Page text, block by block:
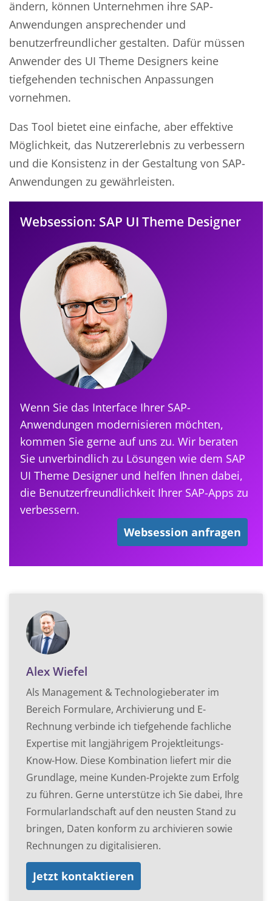
ändern, können Unternehmen ihre SAP-
Anwendungen ansprechender und
benutzerfreundlicher gestalten. Dafür müssen
Anwender des UI Theme Designers keine
tiefgehenden technischen Anpassungen
vornehmen.
Das Tool bietet eine einfache, aber effektive
Möglichkeit, das Nutzererlebnis zu verbessern
und die Konsistenz in der Gestaltung von SAP-
Anwendungen zu gewährleisten.
Websession: SAP UI Theme Designer
Wenn Sie das Interface Ihrer SAP-
Anwendungen modernisieren möchten,
kommen Sie gerne auf uns zu. Wir beraten
Sie unverbindlich zu Lösungen wie dem SAP
UI Theme Designer und helfen Ihnen dabei,
die Benutzerfreundlichkeit Ihrer SAP-Apps zu
verbessern.
Websession anfragen
Alex Wiefel
Als Management & Technologieberater im
Bereich Formulare, Archivierung und E-
Rechnung verbinde ich tiefgehende fachliche
Expertise mit langjährigem Projektleitungs-
Know-How. Diese Kombination liefert mir die
Grundlage, meine Kunden-Projekte zum Erfolg
zu führen. Gerne unterstütze ich Sie dabei, Ihre
Formularlandschaft auf den neusten Stand zu
bringen, Daten konform zu archivieren sowie
Rechnungen zu digitalisieren.
Jetzt kontaktieren